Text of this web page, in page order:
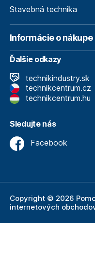
Stavebná technika
Informácie o nákupe
Ďalšie odkazy
technikindustry.sk
technikcentrum.cz
technikcentrum.hu
Sledujte nás
Facebook
Copyright © 2026
internetových